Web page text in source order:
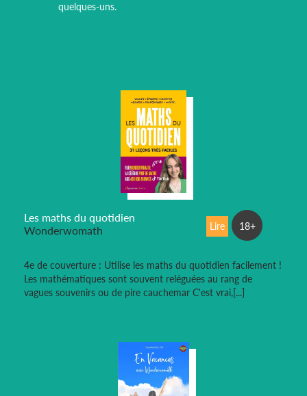
quelques-uns.
Les maths du quotidien
Wonderwomath
4e de couverture : Utilise les maths du quotidien facilement !
Les mathématiques sont souvent reléguées au rang de
vagues souvenirs ou de pire cauchemar C'est vrai,[...]
Lire 18+